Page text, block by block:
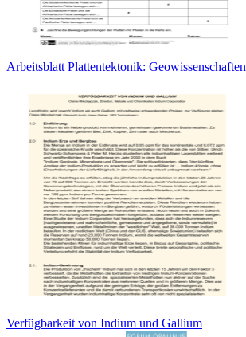
Arbeitsblatt Plattentektonik: Geowissenschaften
Verfügbarkeit von Indium und Gallium